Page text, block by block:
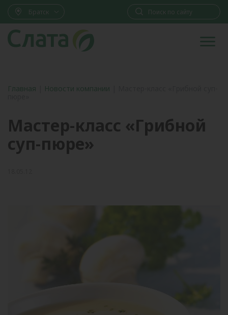
Братск
Главная Новости компании
Мастер-класс «Грибной
суп-пюре»